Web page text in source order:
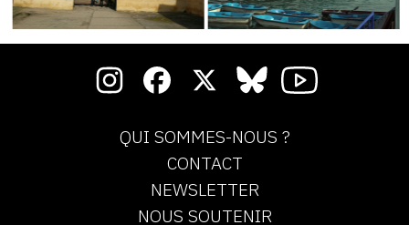
QUI SOMMES-NOUS ?
CONTACT
NEWSLETTER
NOUS SOUTENIR